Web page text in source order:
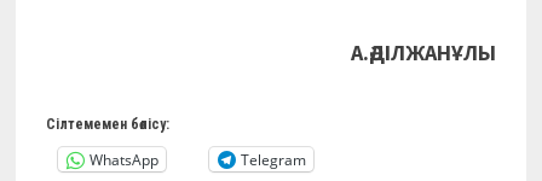
А.ӘДІЛЖАНҰЛЫ
Сілтемемен бөлісу:
WhatsApp
Telegram